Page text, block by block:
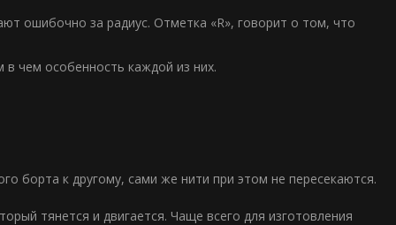
ошибочно за радиус. Отметка «R», говорит о том, что
в чем особенность каждой из них.
борта к другому, сами же нити при этом не пересекаются.
тянется и двигается. Чаще всего для изготовления